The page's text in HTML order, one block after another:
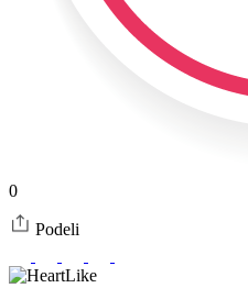
0
Podeli
Like